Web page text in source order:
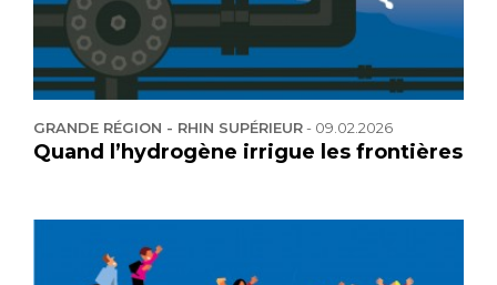
GRANDE RÉGION - RHIN SUPÉRIEUR- 09.02.2026
Quand l’hydrogène irrigue les frontières